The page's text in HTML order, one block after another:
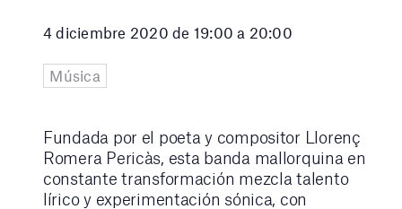
4 diciembre 2020 de 19:00 a 20:00
Música
Fundada por el poeta y compositor Llorenç
Romera Pericàs, esta banda mallorquina en
constante transformación mezcla talento
lírico y experimentación sónica, con